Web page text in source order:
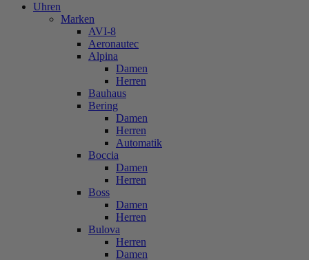
Uhren
Marken
AVI-8
Aeronautec
Alpina
Damen
Herren
Bauhaus
Bering
Damen
Herren
Automatik
Boccia
Damen
Herren
Boss
Damen
Herren
Bulova
Herren
Damen